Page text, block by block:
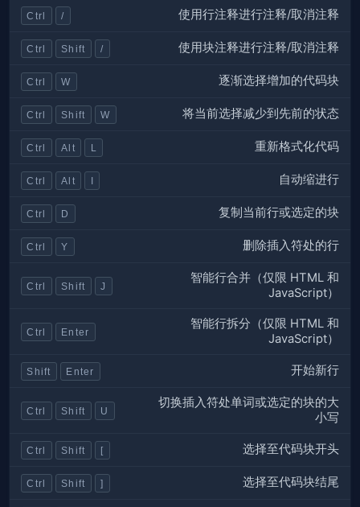
Ctrl / 使用行注释进行注释/取消注释
Ctrl Shift / 使用块注释进行注释/取消注释
Ctrl W 逐渐选择增加的代码块
Ctrl Shift W 将当前选择减少到先前的状态
Ctrl Alt L 重新格式化代码
Ctrl Alt I 自动缩进行
Ctrl D 复制当前行或选定的块
Ctrl Y 删除插入符处的行
Ctrl Shift J
智能行合并（仅限 HTML 和
JavaScript）
Ctrl Enter
智能行拆分（仅限 HTML 和
JavaScript）
Shift Enter 开始新行
Ctrl Shift U
切换插入符处单词或选定的块的大
小写
Ctrl Shift [ 选择至代码块开头
Ctrl Shift ] 选择至代码块结尾